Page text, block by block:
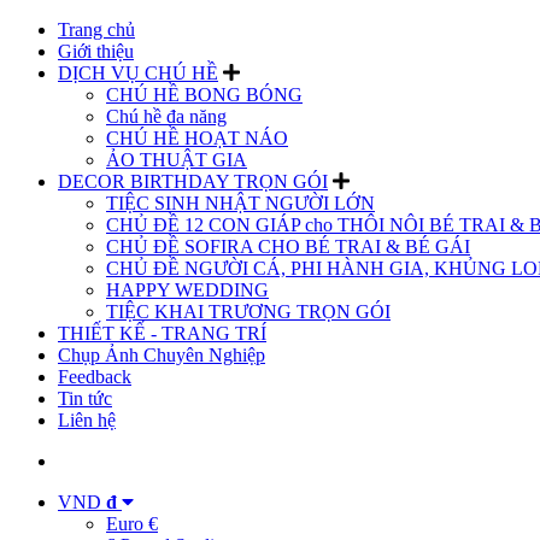
Trang chủ
Giới thiệu
DỊCH VỤ CHÚ HỀ
CHÚ HỀ BONG BÓNG
Chú hề đa năng
CHÚ HỀ HOẠT NÁO
ẢO THUẬT GIA
DECOR BIRTHDAY TRỌN GÓI
TIỆC SINH NHẬT NGƯỜI LỚN
CHỦ ĐỀ 12 CON GIÁP cho THÔI NÔI BÉ TRAI &
CHỦ ĐỀ SOFIRA CHO BÉ TRAI & BÉ GÁI
CHỦ ĐỀ NGƯỜI CÁ, PHI HÀNH GIA, KHỦNG
HAPPY WEDDING
TIỆC KHAI TRƯƠNG TRỌN GÓI
THIẾT KẾ - TRANG TRÍ
Chụp Ảnh Chuyên Nghiệp
Feedback
Tin tức
Liên hệ
VND đ
Euro €